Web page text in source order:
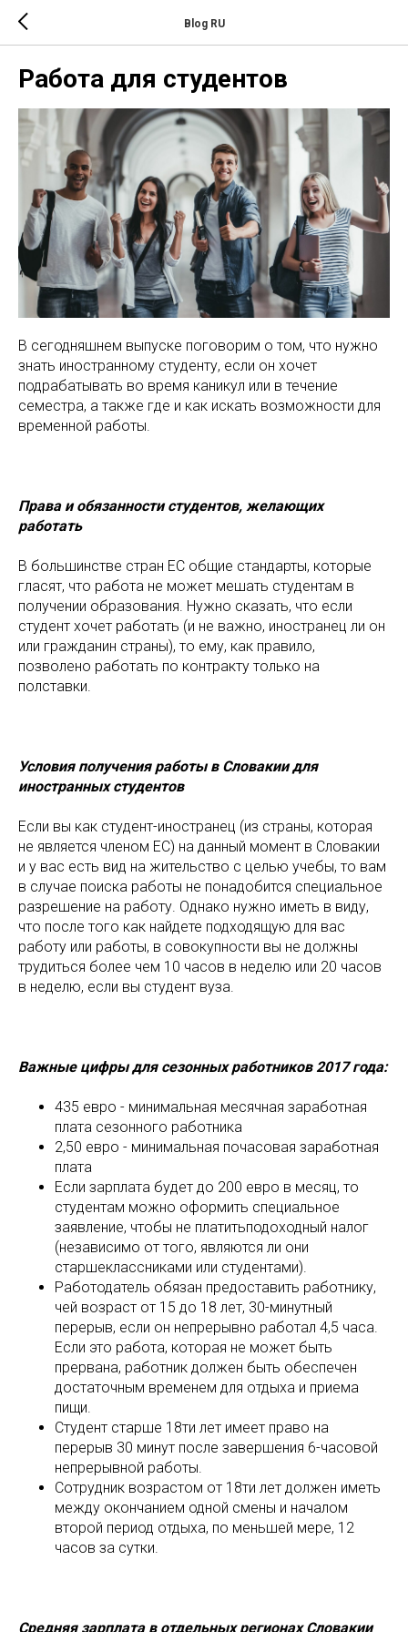
Blog RU
Работа для студентов
В сегодняшнем выпуске поговорим о том, что нужно
знать иностранному студенту, если он хочет
подрабатывать во время каникул или в течение
семестра, а также где и как искать возможности для
временной работы.
Права и обязанности студентов, желающих
работать
В большинстве стран ЕС общие стандарты, которые
гласят, что работа не может мешать студентам в
получении образования. Нужно сказать, что если
студент хочет работать (и не важно, иностранец ли он
или гражданин страны), то ему, как правило,
позволено работать по контракту только на
полставки.
Условия получения работы в Словакии для
иностранных студентов
Если вы как студент-иностранец (из страны, которая
не является членом ЕС) на данный момент в Словакии
и у вас есть вид на жительство с целью учебы, то вам
в случае поиска работы не понадобится специальное
разрешение на работу. Однако нужно иметь в виду,
что после того как найдете подходящую для вас
работу или работы, в совокупности вы не должны
трудиться более чем 10 часов в неделю или 20 часов
в неделю, если вы студент вуза.
Важные цифры для сезонных работников 2017 года:
435 евро - минимальная месячная заработная
плата сезонного работника
2,50 евро - минимальная почасовая заработная
плата
Если зарплата будет до 200 евро в месяц, то
студентам можно оформить специальное
заявление, чтобы не платитьподоходный налог
(независимо от того, являются ли они
старшеклассниками или студентами).
Работодатель обязан предоставить работнику,
чей возраст от 15 до 18 лет, 30-минутный
перерыв, если он непрерывно работал 4,5 часа.
Если это работа, которая не может быть
прервана, работник должен быть обеспечен
достаточным временем для отдыха и приема
пищи.
Студент старше 18ти лет имеет право на
перерыв 30 минут после завершения 6-часовой
непрерывной работы.
Сотрудник возрастом от 18ти лет должен иметь
между окончанием одной смены и началом
второй период отдыха, по меньшей мере, 12
часов за сутки.
Средняя зарплата в отдельных регионах Словакии